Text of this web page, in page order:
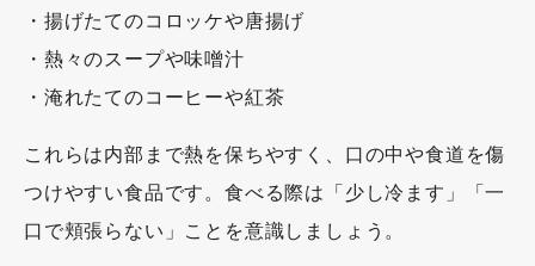
・揚げたてのコロッケや唐揚げ
・熱々のスープや味噌汁
・淹れたてのコーヒーや紅茶
これらは内部まで熱を保ちやすく、口の中や食道を傷
つけやすい食品です。食べる際は「少し冷ます」「一
口で頬張らない」ことを意識しましょう。